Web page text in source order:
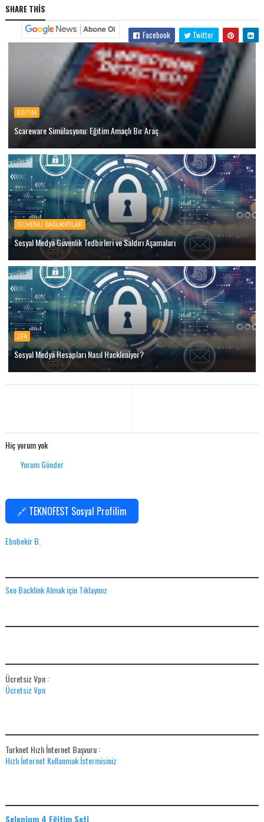
SHARE THIS
Facebook Twitter
EĞITIM
Scareware Simülasyonu: Eğitim Amaçlı Bir Araç
GÜVENLI BAĞLANTILAR
Sosyal Medya Güvenlik Tedbirleri ve Saldırı Aşamaları
2FA
Sosyal Medya Hesapları Nasıl Hackleniyor?
Hiç yorum yok
Yorum Gönder
🔗 TEKNOFEST Sosyal Profilim
Ebubekir B.
Seo Backlink Almak için Tıklayınız
Ücretsiz Vpn :
Ücretsiz Vpn
Turknet Hızlı İnternet Başvuru :
Hızlı İnternet Kullanmak İstermisiniz
Selenium 4 Eğitim Seti